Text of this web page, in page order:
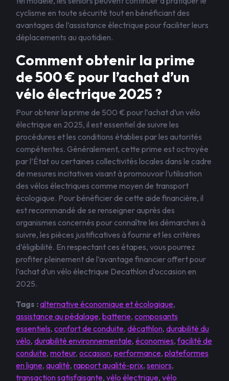
cyclisme en toute sécurité tout en bénéficiant des
avantages de l’assistance électrique pour faciliter leurs
déplacements au quotidien.
Comment obtenir la prime
de 500 € pour l’achat d’un
vélo électrique 2025 ?
Pour obtenir la prime de 500 € pour l’achat d’un vélo
électrique en 2025, il est essentiel de suivre les
procédures et les conditions établies par les autorités
compétentes. Généralement, cette prime est octroyée
par l’État ou certaines collectivités locales dans le cadre
de mesures incitatives visant à promouvoir l’utilisation
des vélos électriques comme moyen de transport
écologique. Pour bénéficier de cette aide financière, il
est recommandé de se renseigner auprès des
organismes concernés pour connaître les démarches à
suivre, les pièces justificatives à fournir et les critères
d’éligibilité. En respectant ces étapes, vous pourrez
profiter pleinement de l’avantage financier offert pour
l’achat d’un vélo électrique Decathlon d’occasion en
2025.
Tags :alternative économique et écologique,
assistance au pédalage, batterie, composants
essentiels, confort de conduite, décathlon, durabilité du
vélo, durabilité environnementale, économies,facilité de
conduite, moteur, occasion, performance, plateformes
en ligne, qualité, rapport qualité-prix, seniors,
transaction satisfaisante, vélo électrique, vélo